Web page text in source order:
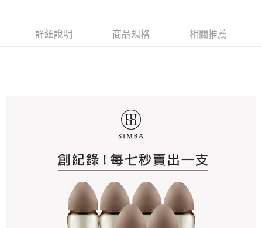
由本公司與您本人進行分期帳單所需資料之確認、核對及更正。
是否繳費成功／繳費後需取消欲退款等相關疑問，請聯繫「AFTEE先享後付
客戶支援中心」https://netprotections.freshdesk.com/support/home
３．未成年的使用者請事先徵得法定代理人或監護人之同意方可使用
「AFTEE先享後付」，若未經同意申辦者引起之損失，本公司不負相關責
４．使用「AFTEE先享後付」時，將依據個別帳號之用戶狀況，依本公司即
時審查核予不同之上限額度；若仍有額度不足之情形，本公司將視審查結果
５．嚴禁一人註冊多個帳號或使用他人資訊註冊。若發現惡意使用之情形，
恩沛科技股份有限公司將有權停止該用戶之使用額度並採取法律行動。
每筆NT$100，滿NT$1,000(含以上)免運費
詳細說明 商品規格 相關推薦